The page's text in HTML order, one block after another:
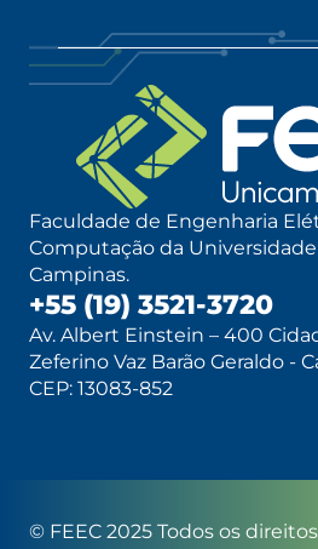
Faculdade de Engenharia
Computação da
Campinas.
+55 (19) 3521-3720
Av. Albert Einstein – 400
Zeferino Vaz Barão Geraldo -
CEP: 13083-852
© FEEC 2025 Todos os direitos